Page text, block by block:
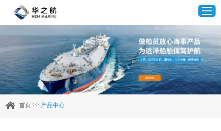
首页
产品中心
首页 >> 产品中心